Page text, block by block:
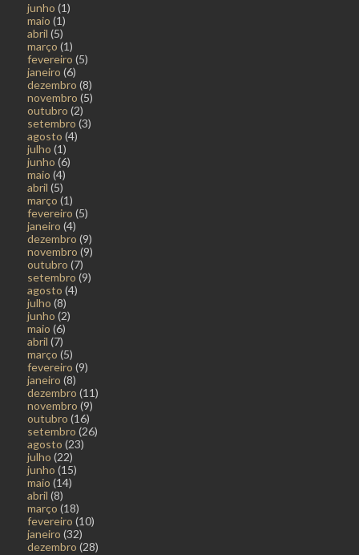
junho (1)
maio (1)
abril (5)
março (1)
fevereiro (5)
janeiro (6)
dezembro (8)
novembro (5)
outubro (2)
setembro (3)
agosto (4)
julho (1)
junho (6)
maio (4)
abril (5)
março (1)
fevereiro (5)
janeiro (4)
dezembro (9)
novembro (9)
outubro (7)
setembro (9)
agosto (4)
julho (8)
junho (2)
maio (6)
abril (7)
março (5)
fevereiro (9)
janeiro (8)
dezembro (11)
novembro (9)
outubro (16)
setembro (26)
agosto (23)
julho (22)
junho (15)
maio (14)
abril (8)
março (18)
fevereiro (10)
janeiro (32)
dezembro (28)